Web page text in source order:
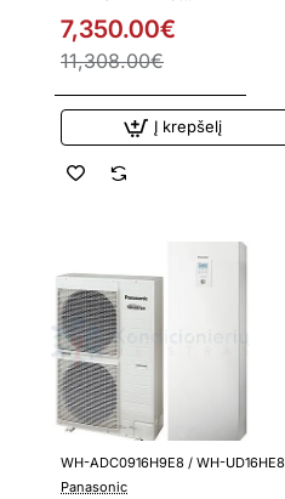
Panasonic 12.0 kW
oras-vanduo šilumos
siurblys su
talpa 3 f
7,350.00€
11,308.00€
Į krepšelį
Išpardavimas
WH-ADC0916H9E8 / WH-UD16HE8
Panasonic